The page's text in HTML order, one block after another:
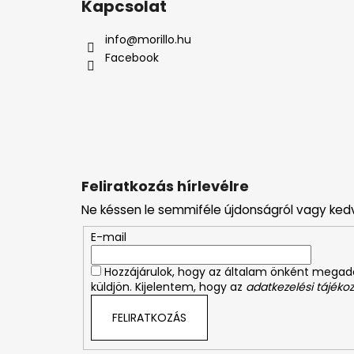
Feliratkozás hírlevélre
Ne késsen le semmiféle újdonságról vagy
E-mail
Hozzájárulok, hogy az általam önként
küldjön. Kijelentem, hogy az adatkezelési
FELIRATKOZÁS
Kapcsolat
info@morillo.hu
Facebook